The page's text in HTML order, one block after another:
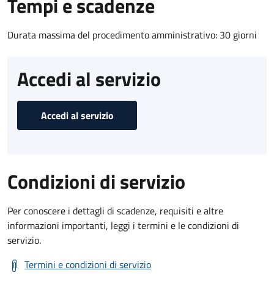
Durata massima del procedimento amministrativo: 30 giorni
Accedi al servizio
Accedi al servizio
Condizioni di servizio
Per conoscere i dettagli di scadenze, requisiti e altre
informazioni importanti, leggi i termini e le condizioni di
servizio.
Termini e condizioni di servizio